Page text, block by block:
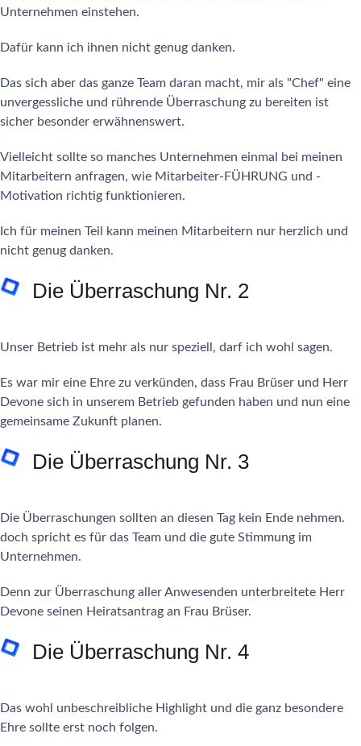
Unternehmen einstehen.
Dafür kann ich ihnen nicht genug danken.
Das sich aber das ganze Team daran macht, mir als "Chef" eine
unvergessliche und rührende Überraschung zu bereiten ist
sicher besonder erwähnenswert.
Vielleicht sollte so manches Unternehmen einmal bei meinen
Mitarbeitern anfragen, wie Mitarbeiter-FÜHRUNG und -
Motivation richtig funktionieren.
Ich für meinen Teil kann meinen Mitarbeitern nur herzlich und
nicht genug danken.
Die Überraschung Nr. 2
Unser Betrieb ist mehr als nur speziell, darf ich wohl sagen.
Es war mir eine Ehre zu verkünden, dass Frau Brüser und Herr
Devone sich in unserem Betrieb gefunden haben und nun eine
gemeinsame Zukunft planen.
Die Überraschung Nr. 3
Die Überraschungen sollten an diesen Tag kein Ende nehmen.
doch spricht es für das Team und die gute Stimmung im
Unternehmen.
Denn zur Überraschung aller Anwesenden unterbreitete Herr
Devone seinen Heiratsantrag an Frau Brüser.
Die Überraschung Nr. 4
Das wohl unbeschreibliche Highlight und die ganz besondere
Ehre sollte erst noch folgen.